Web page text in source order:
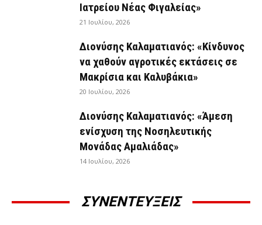
Ιατρείου Νέας Φιγαλείας»
21 Ιουλίου, 2026
Διονύσης Καλαματιανός: «Κίνδυνος
να χαθούν αγροτικές εκτάσεις σε
Μακρίσια και Καλυβάκια»
20 Ιουλίου, 2026
Διονύσης Καλαματιανός: «Άμεση
ενίσχυση της Νοσηλευτικής
Μονάδας Αμαλιάδας»
14 Ιουλίου, 2026
ΣΥΝΕΝΤΕΥΞΕΙΣ
ΣΥΝΕΝΤΕΎΞΕΙΣ